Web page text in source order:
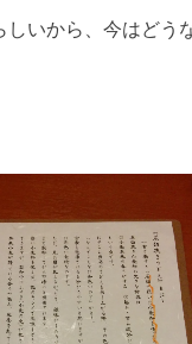
しいから、今はどう